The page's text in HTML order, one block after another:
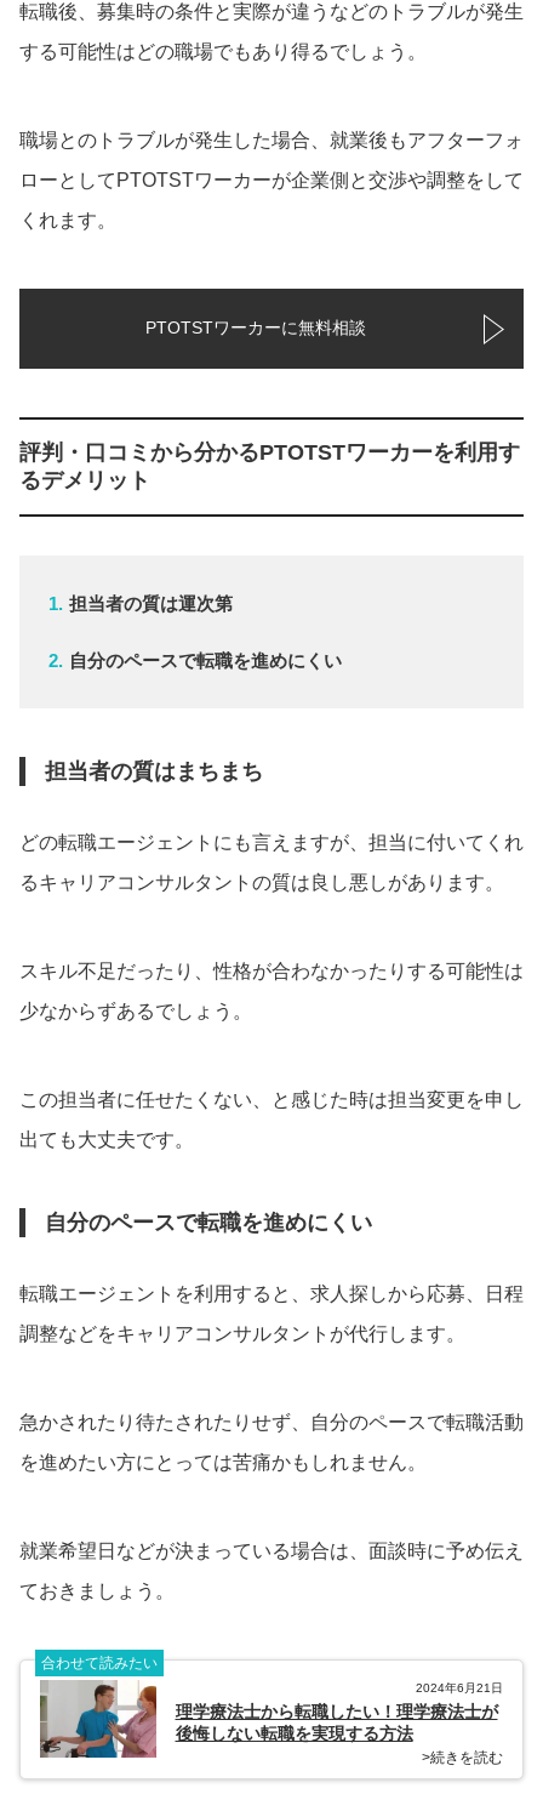
転職後、募集時の条件と実際が違うなどのトラブルが発生
する可能性はどの職場でもあり得るでしょう。
職場とのトラブルが発生した場合、就業後もアフターフォ
ローとしてPTOTSTワーカーが企業側と交渉や調整をして
くれます。
PTOTSTワーカーに無料相談
評判・口コミから分かるPTOTSTワーカーを利用す
るデメリット
担当者の質は運次第
自分のペースで転職を進めにくい
担当者の質はまちまち
どの転職エージェントにも言えますが、担当に付いてくれ
るキャリアコンサルタントの質は良し悪しがあります。
スキル不足だったり、性格が合わなかったりする可能性は
少なからずあるでしょう。
この担当者に任せたくない、と感じた時は担当変更を申し
出ても大丈夫です。
自分のペースで転職を進めにくい
転職エージェントを利用すると、求人探しから応募、日程
調整などをキャリアコンサルタントが代行します。
急かされたり待たされたりせず、自分のペースで転職活動
を進めたい方にとっては苦痛かもしれません。
就業希望日などが決まっている場合は、面談時に予め伝え
ておきましょう。
合わせて読みたい
2024年6月21日
理学療法士から転職したい！理学療法士が
後悔しない転職を実現する方法
>続きを読む